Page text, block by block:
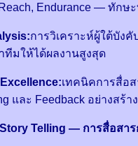
Endurance — ทักษ
การวิเคราะห์ผู้ใต้บัง
มให้ได้ผลงานสูงสุด
เทคนิคการสื่อ
และ Feedback อย่างสร้า
Telling — การสื่อสา